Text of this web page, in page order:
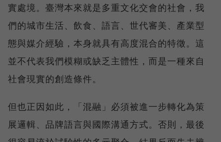
實處境。臺灣本來就是多重文化交會的社會，我
們的城市生活、飲食、語言、世代審美、產業型
態與媒介經驗，本身就具有高度混合的特徵。這
並不代表我們模糊或缺乏主體性，而是一種來自
社會現實的創造條件。
但也正因如此，「混融」必須被進一步轉化為策
展邏輯、品牌語言與國際溝通方式。否則，最後